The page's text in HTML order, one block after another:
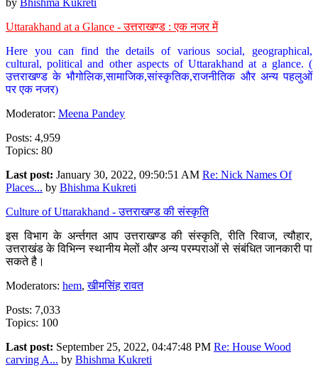
by Bhishma Kukreti
Uttarakhand at a Glance - उत्तराखण्ड : एक नजर में
Here you can find the details of various social, geographical,
cultural, political and other aspects of Uttarakhand at a glance. (
उत्तराखण्ड के भौगोलिक,सामाजिक,सांस्कृतिक,राजनीतिक और अन्य पहलुओं
पर एक नजर)
Moderator: Meena Pandey
Posts: 4,959
Topics: 80
Last post: January 30, 2022, 09:50:51 AM Re: Nick Names Of
Places... by Bhishma Kukreti
Culture of Uttarakhand - उत्तराखण्ड की संस्कृति
इस विभाग के अर्न्तगत आप उत्तराखण्ड की संस्कृति, रीति रिवाज, त्यौहार,
उत्तराखंड के विभिन्न स्थानीय मेलों और अन्य परम्पराओं से संबंधित जानकारी पा
सकते है।
Moderators: hem,खीमसिंह रावत
Posts: 7,033
Topics: 100
Last post: September 25, 2022, 04:47:48 PM Re: House Wood
carving A... by Bhishma Kukreti